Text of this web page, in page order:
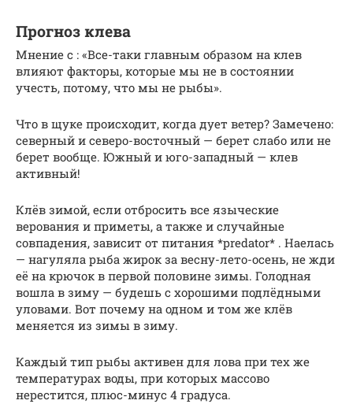
Прогноз клева
Мнение с : «Все-таки главным образом на клев
влияют факторы, которые мы не в состоянии
учесть, потому, что мы не рыбы».
Что в щуке происходит, когда дует ветер? Замечено:
северный и северо-восточный — берет слабо или не
берет вообще. Южный и юго-западный — клев
активный!
Клёв зимой, если отбросить все языческие
верования и приметы, а также и случайные
совпадения, зависит от питания *predator* . Наелась
— нагуляла рыба жирок за весну-лето-осень, не жди
её на крючок в первой половине зимы. Голодная
вошла в зиму — будешь с хорошими подлёдными
уловами. Вот почему на одном и том же клёв
меняется из зимы в зиму.
Каждый тип рыбы активен для лова при тех же
температурах воды, при которых массово
нерестится, плюс-минус 4 градуса.